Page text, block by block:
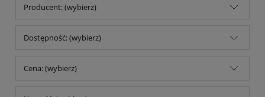
No name
Panta Plast
pqi
Producent: (wybierz)
Dostępność: (wybierz)
Cena: (wybierz)